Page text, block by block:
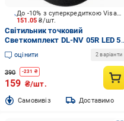
151.05₴/шт.
До -10% з суперкредиткою Visa Вигода
Світильник точковий
Светкомплект DL-NV 05R LED 5
Вт 4000 К чорний
оцінити 2 варіанти
390 -231 ₴
159 ₴/шт.
Cамовивіз Доставимо